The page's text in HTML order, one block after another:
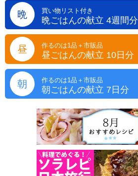
晩 買い物リスト付き
晩ごはんの献立 4週間分
昼 作るのは1品＋市販品
昼ごはんの献立 10日分
朝 作るのは1品＋市販品
朝ごはんの献立 7日分